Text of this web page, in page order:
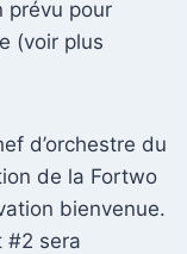
prévu pour
(voir plus
d’orchestre du
de la Fortwo
bienvenue.
#2 sera